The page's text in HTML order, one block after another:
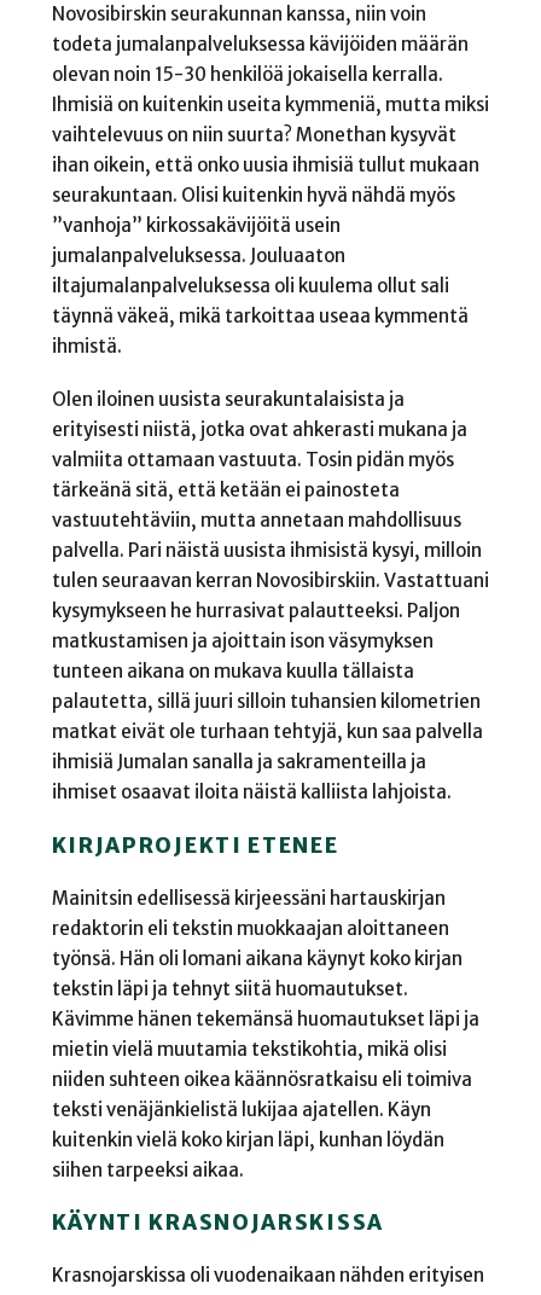
Novosibirskin seurakunnan kanssa, niin voin
todeta jumalanpalveluksessa kävijöiden määrän
olevan noin 15-30 henkilöä jokaisella kerralla.
Ihmisiä on kuitenkin useita kymmeniä, mutta miksi
vaihtelevuus on niin suurta? Monethan kysyvät
ihan oikein, että onko uusia ihmisiä tullut mukaan
seurakuntaan. Olisi kuitenkin hyvä nähdä myös
”vanhoja” kirkossakävijöitä usein
jumalanpalveluksessa. Jouluaaton
iltajumalanpalveluksessa oli kuulema ollut sali
täynnä väkeä, mikä tarkoittaa useaa kymmentä
ihmistä.
Olen iloinen uusista seurakuntalaisista ja
erityisesti niistä, jotka ovat ahkerasti mukana ja
valmiita ottamaan vastuuta. Tosin pidän myös
tärkeänä sitä, että ketään ei painosteta
vastuutehtäviin, mutta annetaan mahdollisuus
palvella. Pari näistä uusista ihmisistä kysyi, milloin
tulen seuraavan kerran Novosibirskiin. Vastattuani
kysymykseen he hurrasivat palautteeksi. Paljon
matkustamisen ja ajoittain ison väsymyksen
tunteen aikana on mukava kuulla tällaista
palautetta, sillä juuri silloin tuhansien kilometrien
matkat eivät ole turhaan tehtyjä, kun saa palvella
ihmisiä Jumalan sanalla ja sakramenteilla ja
ihmiset osaavat iloita näistä kalliista lahjoista.
KIRJAPROJEKTI ETENEE
Mainitsin edellisessä kirjeessäni hartauskirjan
redaktorin eli tekstin muokkaajan aloittaneen
työnsä. Hän oli lomani aikana käynyt koko kirjan
tekstin läpi ja tehnyt siitä huomautukset.
Kävimme hänen tekemänsä huomautukset läpi ja
mietin vielä muutamia tekstikohtia, mikä olisi
niiden suhteen oikea käännösratkaisu eli toimiva
teksti venäjänkielistä lukijaa ajatellen. Käyn
kuitenkin vielä koko kirjan läpi, kunhan löydän
siihen tarpeeksi aikaa.
KÄYNTI KRASNOJARSKISSA
Krasnojarskissa oli vuodenaikaan nähden erityisen